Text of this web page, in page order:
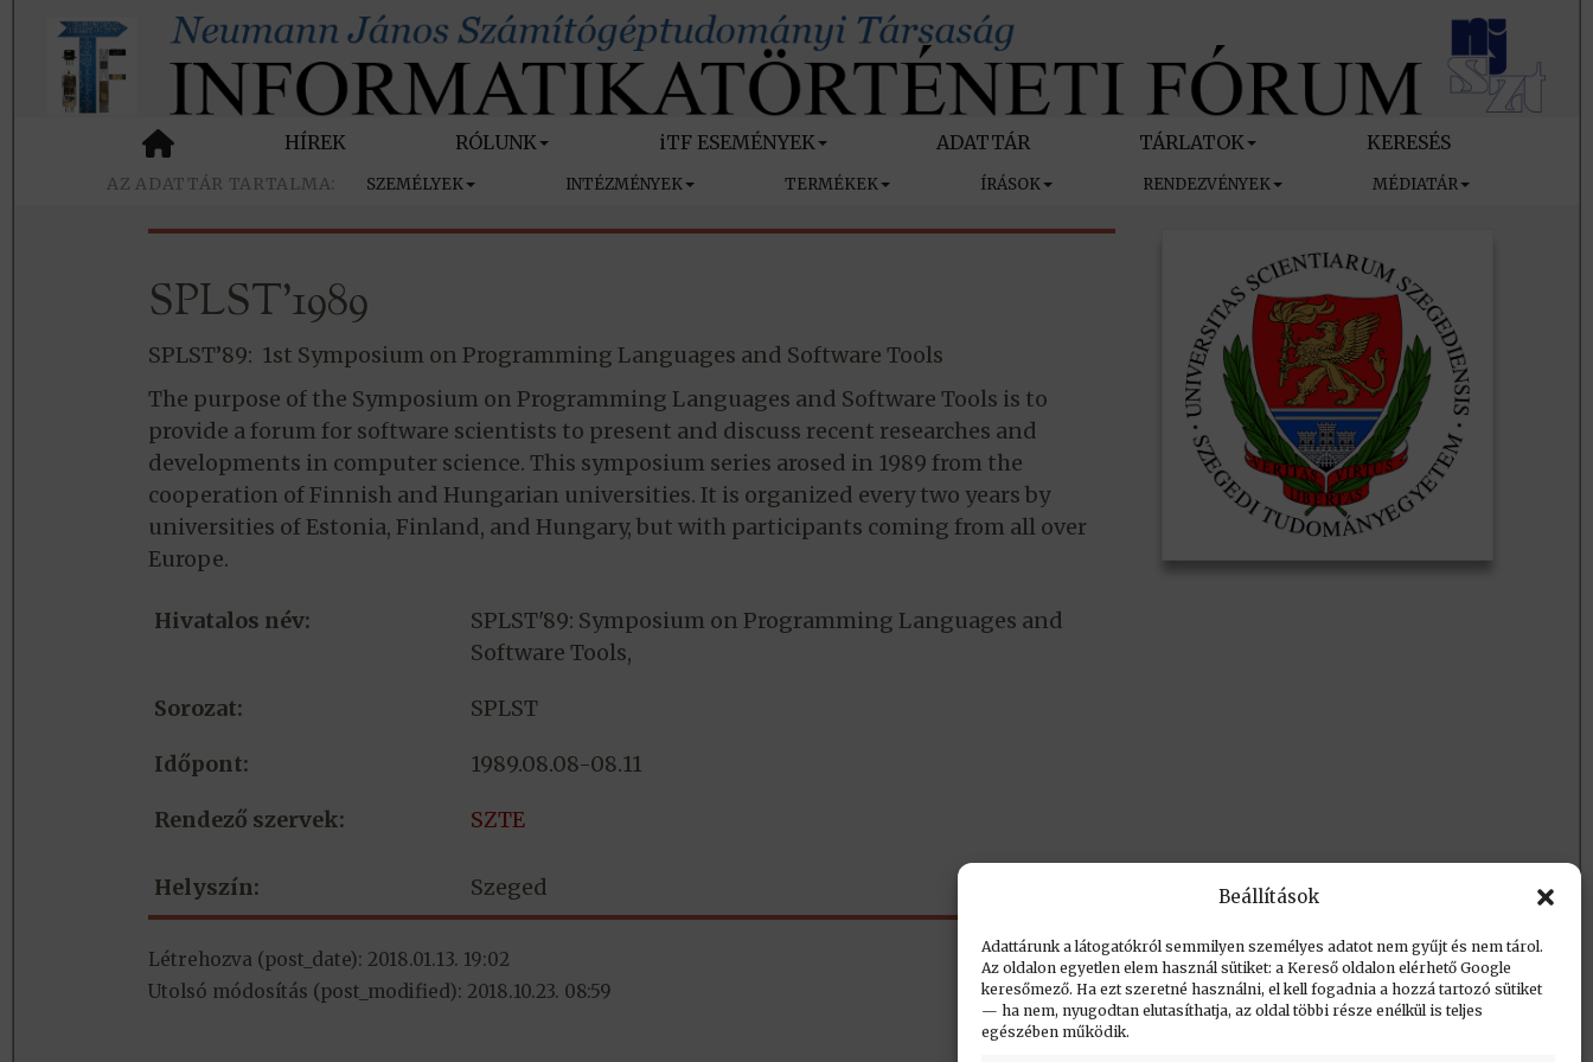
Beállítások
Adattárunk a látogatókról semmilyen személyes adatot nem gyűjt és nem tárol.
Az oldalon egyetlen elem használ sütiket: a Kereső oldalon elérhető Google
keresőmező. Ha ezt szeretné használni, el kell fogadnia a hozzá tartozó sütiket
— ha nem, nyugodtan elutasíthatja, az oldal többi része enélkül is teljes
egészében működik.
HÍREK RÓLUNK iTF ESEMÉNYEK ADATTÁR TÁRLATOK KERESÉS
SZEMÉLYEK INTÉZMÉNYEK TERMÉKEK ÍRÁSOK RENDEZVÉNYEK MÉDIATÁR
SPLST’1989
SPLST’89: 1st Symposium on Programming Languages and Software Tools
The purpose of the Symposium on Programming Languages and Software Tools is to
provide a forum for software scientists to present and discuss recent researches and
developments in computer science. This symposium series arosed in 1989 from the
cooperation of Finnish and Hungarian universities. It is organized every two years by
universities of Estonia, Finland, and Hungary, but with participants coming from all over
Europe.
Hivatalos név:
SPLST'89: Symposium on Programming Languages and
Software Tools,
Sorozat: SPLST
Időpont: 1989.08.08-08.11
Rendező szervek: SZTE
Helyszín: Szeged
Létrehozva (post_date): 2018.01.13. 19:02
Utolsó módosítás (post_modified): 2018.10.23. 08:59